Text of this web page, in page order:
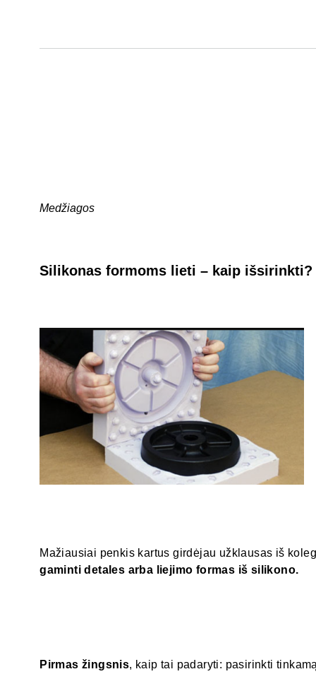
Medžiagos
Silikonas formoms lieti – kaip išsirinkti?
Mažiausiai penkis kartus girdėjau užklausas iš
gaminti detales arba liejimo formas iš silikono.
Pirmas žingsnis, kaip tai padaryti: pasirinkti